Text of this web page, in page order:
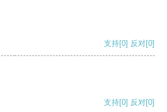
支持[0] 反对[0]
支持[0] 反对[0]